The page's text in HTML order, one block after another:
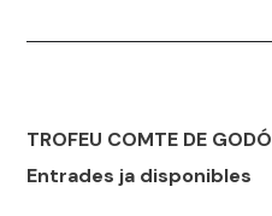
TROFEU COMTE DE GODÓ
Entrades ja disponibles